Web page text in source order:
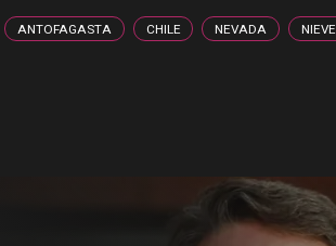
ANTOFAGASTA CHILE NEVADA NIEVE